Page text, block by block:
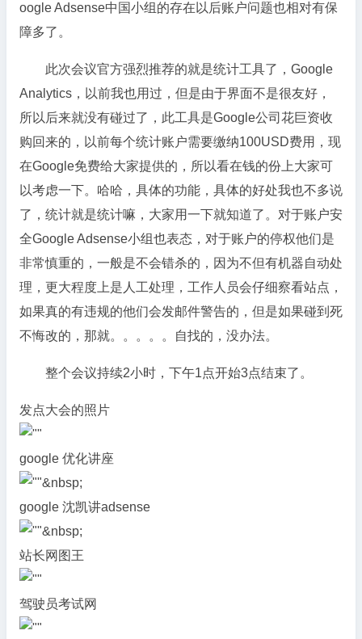
oogle Adsense中国小组的存在以后账户问题也相对有保
障多了。
此次会议官方强烈推荐的就是统计工具了，Google
Analytics，以前我也用过，但是由于界面不是很友好，
所以后来就没有碰过了，此工具是Google公司花巨资收
购回来的，以前每个统计账户需要缴纳100USD费用，现
在Google免费给大家提供的，所以看在钱的份上大家可
以考虑一下。哈哈，具体的功能，具体的好处我也不多说
了，统计就是统计嘛，大家用一下就知道了。对于账户安
全Google Adsense小组也表态，对于账户的停权他们是
非常慎重的，一般是不会错杀的，因为不但有机器自动处
理，更大程度上是人工处理，工作人员会仔细察看站点，
如果真的有违规的他们会发邮件警告的，但是如果碰到死
不悔改的，那就。。。。。自找的，没办法。
整个会议持续2小时，下午1点开始3点结束了。
发点大会的照片
google 优化讲座
&nbsp;
google 沈凯讲adsense
&nbsp;
站长网图王
驾驶员考试网